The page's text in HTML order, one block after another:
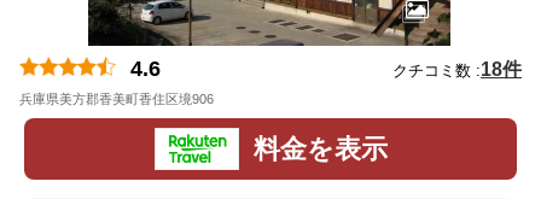
4.6 クチコミ数 :18件
兵庫県美方郡香美町香住区境906
料金を表示